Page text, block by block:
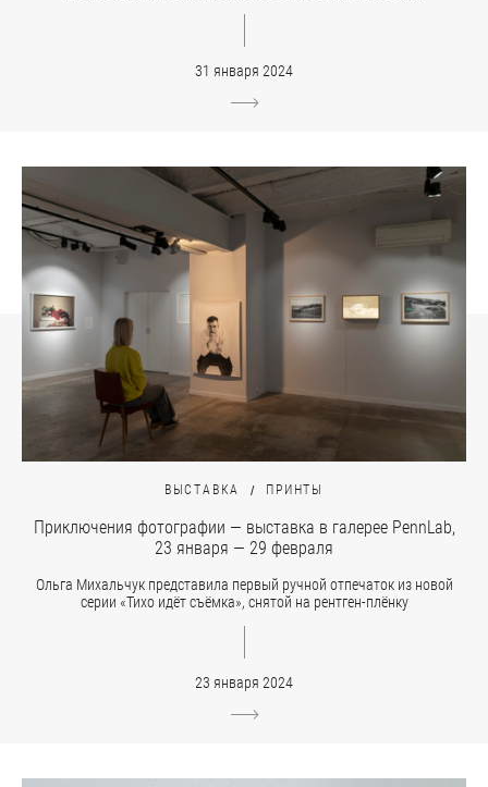
31 января 2024
ВЫСТАВКА ПРИНТЫ
Приключения фотографии — выставка в галерее PennLab,
23 января — 29 февраля
Ольга Михальчук представила первый ручной отпечаток из новой
серии «Тихо идёт съёмка», снятой на рентген-плёнку
23 января 2024